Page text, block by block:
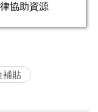
協助資源
補貼